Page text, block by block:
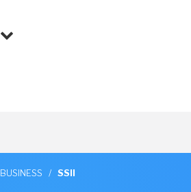
BUSINESS / SSII